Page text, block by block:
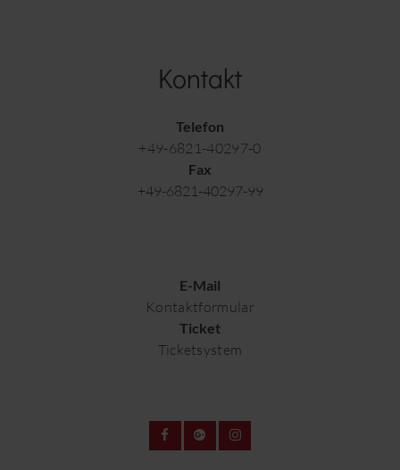
Kontakt
Telefon
+49-6821-40297-0
Fax
+49-6821-40297-99
E-Mail
Kontaktformular
Ticket
Ticketsystem